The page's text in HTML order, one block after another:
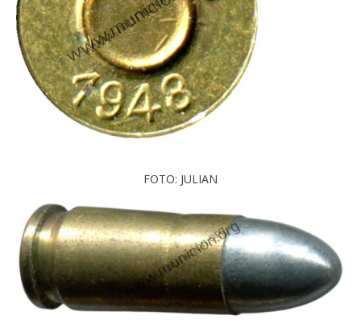
FOTO: JULIAN